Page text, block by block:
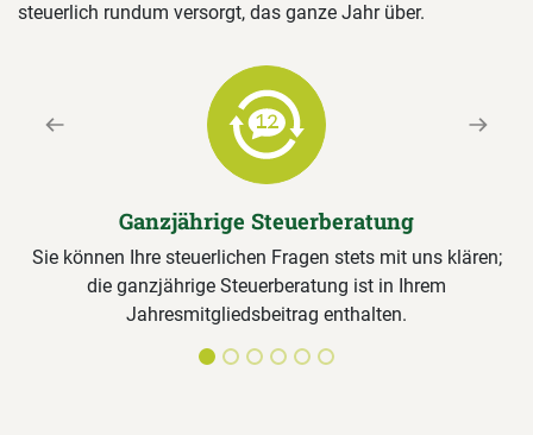
steuerlich rundum versorgt, das ganze Jahr über.
Ganzjährige Steuerberatung
Sie können Ihre steuerlichen Fragen stets mit uns klären;
die ganzjährige Steuerberatung ist in Ihrem
Jahresmitgliedsbeitrag enthalten.
Previous Next